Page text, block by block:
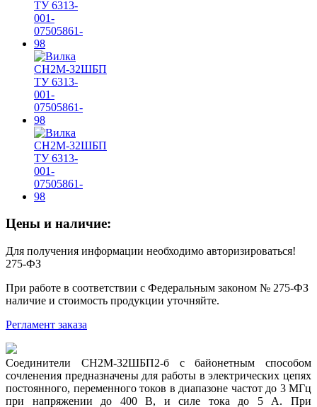
Цены и наличие:
Для получения информации необходимо авторизироваться!
275-ФЗ
При работе в соответствии с Федеральным законом № 275-ФЗ
наличие и стоимость продукции уточняйте.
Регламент заказа
Соединители СН2М-32ШБП2-б с байонетным способом
сочленения предназначены для работы в электрических цепях
постоянного, переменного токов в диапазоне частот до 3 МГц
при напряжении до 400 В, и силе тока до 5 А. При